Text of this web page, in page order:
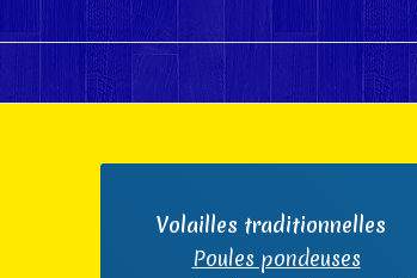
Volailles traditionnelles
Poules pondeuses